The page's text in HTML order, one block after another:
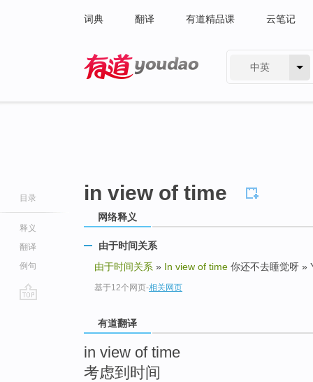
词典 翻译 有道精品课 云笔记
中英
目录
释义
翻译
例句
in view of time
网络释义
由于时间关系
由于时间关系 » In view of time 你还不去睡觉呀 »
基于12个网页-相关网页
有道翻译
in view of time
考虑到时间